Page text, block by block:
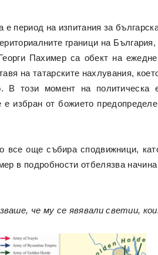
период на изпитания за
граници на
Пахимер са обект на
на татарските нахлувания,
В този момент на политическа
е избран от божието
все още събира сподвижници,
в подробности отбелязва
че му се явявали светии,